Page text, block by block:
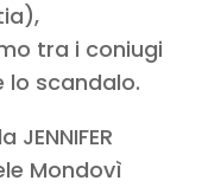
tra i coniugi
scandalo.
Mondovì